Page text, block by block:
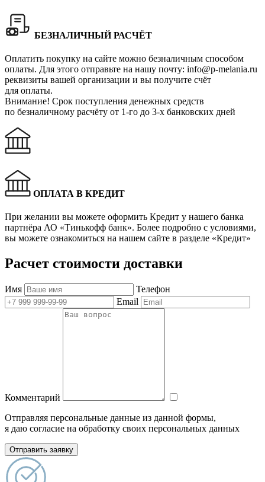
БЕЗНАЛИЧНЫЙ РАСЧЁТ
Оплатить покупку на сайте можно безналичным способом
оплаты. Для этого отправьте на нашу почту: info@p-melania.ru
реквизиты вашей организации и вы получите счёт
для оплаты.
Внимание! Срок поступления денежных средств
по безналичному расчёту от 1-го до 3-х банковских дней
ОПЛАТА В КРЕДИТ
При желании вы можете оформить Кредит у нашего банка
партнёра АО «Тинькофф банк». Более подробно с условиями,
вы можете ознакомиться на нашем сайте в разделе «Кредит»
Расчет стоимости доставки
Имя
Телефон
Email
Комментарий
Отправляя персональные данные из данной формы,
я даю согласие на обработку своих персональных данных
Отправить заявку